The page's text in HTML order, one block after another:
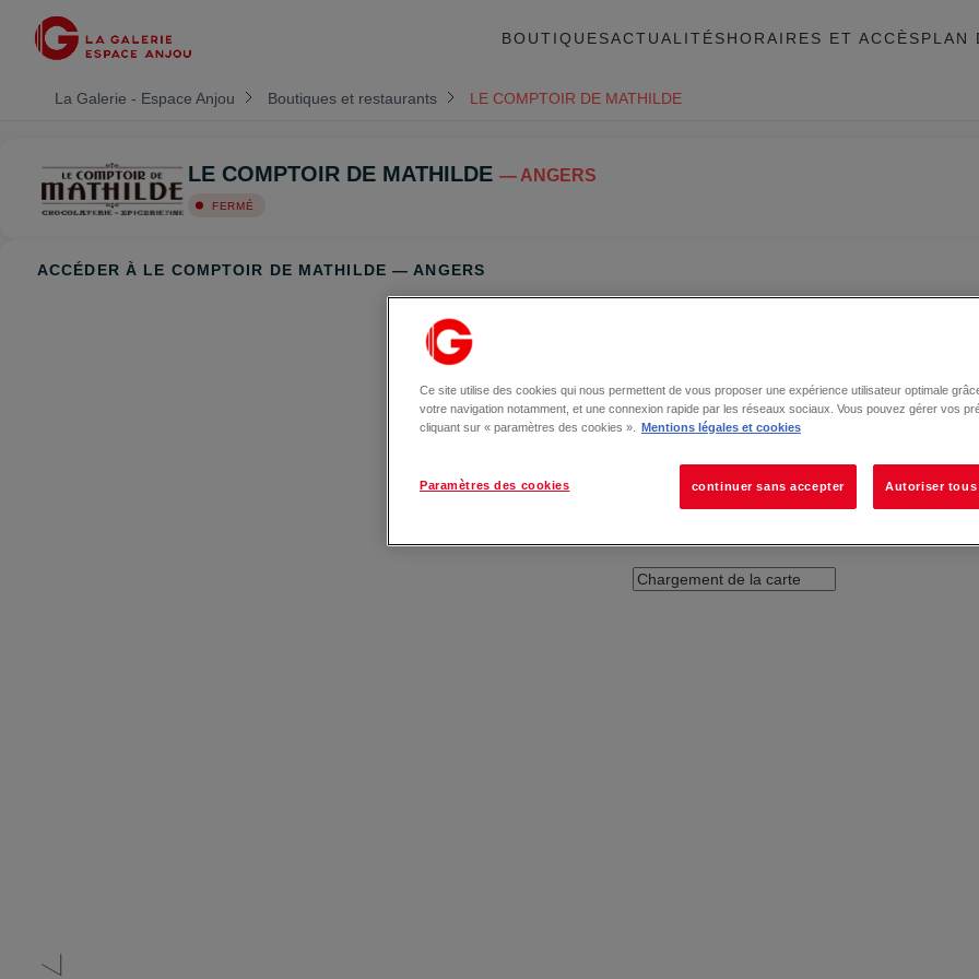
BOUTIQUESACTUALITÉSHORAIRES ET ACCÈSPLAN
La Galerie - Espace Anjou Boutiques et restaurants LE COMPTOIR DE MATHILDE
LE COMPTOIR DE MATHILDE — ANGERS
FERMÉ
ACCÉDER À LE COMPTOIR DE MATHILDE — ANGERS
Ce site utilise des cookies qui nous permettent de vous proposer une expérience utilisateur optimale
votre navigation notamment, et une connexion rapide par les réseaux sociaux. Vous pouvez gérer vos
cliquant sur « paramètres des cookies ».
Mentions légales et cookies
Paramètres des cookies continuer sans accepter Autoriser